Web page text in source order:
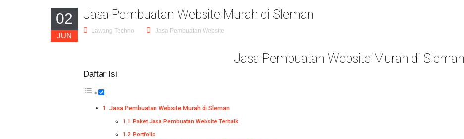
02
JUN
Jasa Pembuatan Website Murah di Sleman
Lawang Techno Jasa Pembuatan Website
Jasa Pembuatan Website Murah di Sleman
Daftar Isi
Jasa Pembuatan Website Murah di Sleman
Paket Jasa Pembuatan Website Terbaik
Portfolio